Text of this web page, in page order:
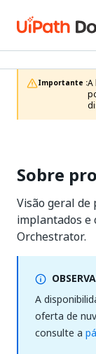
Importante :A
Sobre
Visão geral de
implantados e
Orchestrator.
A
oferta de
consulte a